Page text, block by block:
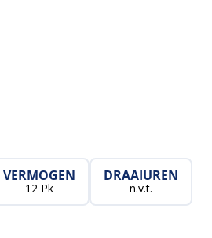
VERMOGEN
12 Pk
DRAAIUREN
n.v.t.